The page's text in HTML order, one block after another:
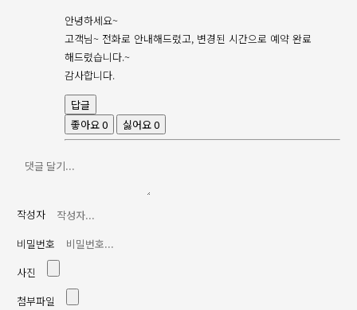
안녕하세요~
고객님~ 전화로 안내해드렸고, 변경된 시간으로 예약 완료
해드렸습니다.~
감사합니다.
답글
좋아요0 싫어요0
작성자
비밀번호
사진
첨부파일